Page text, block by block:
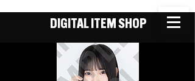
DIGITAL ITEM SHOP